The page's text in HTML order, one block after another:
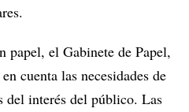
papel, el Gabinete de Papel,
cuenta las necesidades de
del interés del público. Las